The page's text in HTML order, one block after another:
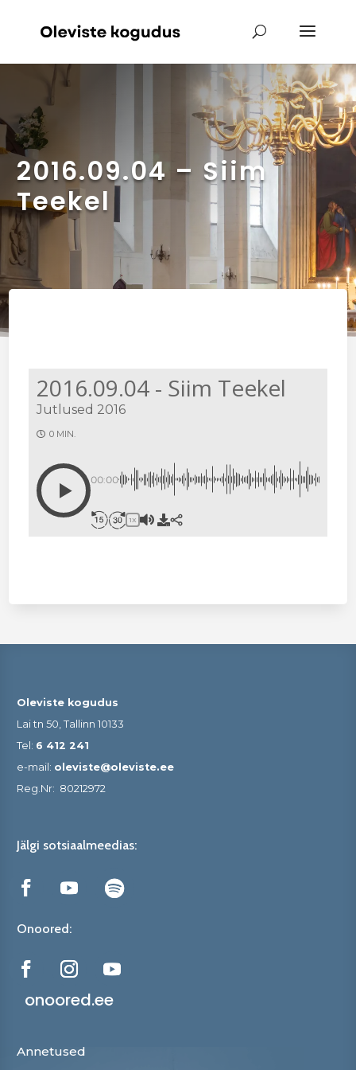
2016.09.04 – Siim
Teekel
2016.09.04 - Siim Teekel
Jutlused 2016
0 MIN.
00:00
1X
Oleviste kogudus
Lai tn 50, Tallinn 10133
Tel: 6 412 241
e-mail: oleviste@oleviste.ee
Reg.Nr: 80212972
Jälgi sotsiaalmeedias:
Onoored:
onoored.ee
Annetused